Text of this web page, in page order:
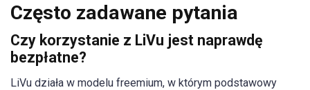
Często zadawane pytania
Czy korzystanie z LiVu jest naprawdę
bezpłatne?
LiVu działa w modelu freemium, w którym podstawowy